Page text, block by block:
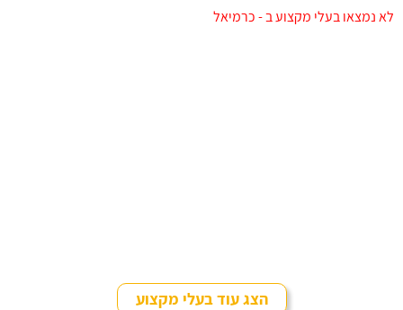
לא נמצאו בעלי מקצוע ב - כרמיאל
הצג עוד בעלי מקצוע